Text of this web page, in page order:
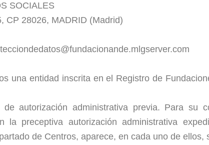
SOCIALES
CP 28026, MADRID (Madrid)
una entidad inscrita en el Registro de
autorización administrativa previa. Para su
preceptiva autorización administrativa
de Centros, aparece, en cada uno de ellos,